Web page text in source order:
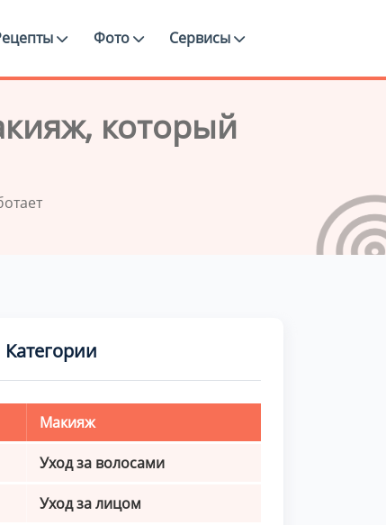
Фото Сервисы
который
Категории
Макияж
Уход за волосами
Уход за лицом